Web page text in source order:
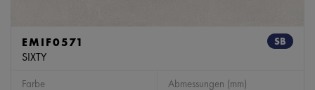
SB
EMIF0571
SIXTY
Farbe Abmessungen (mm)